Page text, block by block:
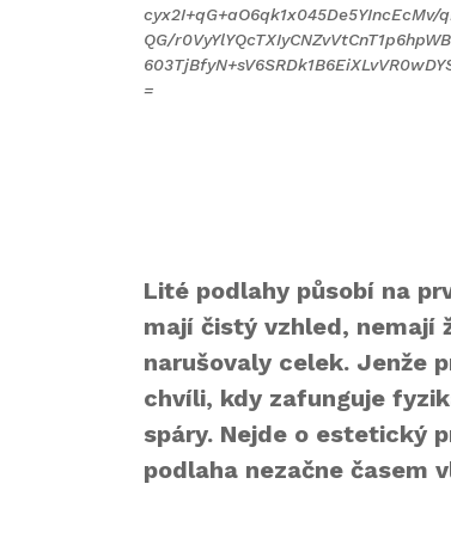
cyx2I+qG+aO6qk1x045De5YIncEcMv/
QG/
=
Lité podlahy působí na
mají čistý vzhled, nemají
narušovaly celek. Jenže
chvíli, kdy zafunguje
spáry. Nejde o estetický
podlaha nezačne časem